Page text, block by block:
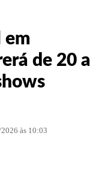
em
de 20 a
às 10:03